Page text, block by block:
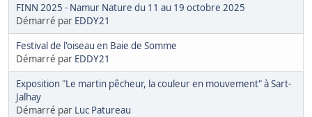
FINN 2025 - Namur Nature du 11 au 19 octobre 2025
Démarré par EDDY21
Festival de l'oiseau en Baie de Somme
Démarré par EDDY21
Exposition "Le martin pêcheur, la couleur en mouvement" à Sart-
Jalhay
Démarré par Luc Patureau